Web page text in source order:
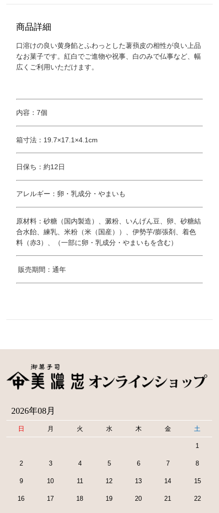
商品詳細
口溶けの良い黄身餡とふわっとした薯蕷皮の相性が良い上品
なお菓子です。紅白でご進物や祝事、白のみで仏事など、幅
広くご利用いただけます。
内容：7個
箱寸法：19.7×17.1×4.1cm
日保ち：約12日
アレルギー：卵・乳成分・やまいも
原材料：砂糖（国内製造）、澱粉、いんげん豆、卵、砂糖結
合水飴、練乳、米粉（米（国産））、伊勢芋/膨張剤、着色
料（赤3）、（一部に卵・乳成分・やまいもを含む）
販売期間：通年
2026年08月
日 月 火 水 木 金 土
1
2 3 4 5 6 7 8
9 10 11 12 13 14 15
16 17 18 19 20 21 22